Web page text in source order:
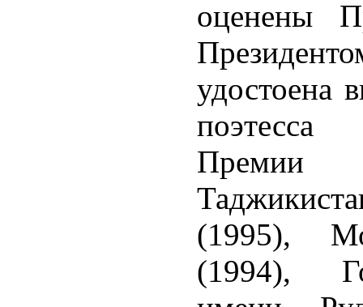
оценены
удостоена
поэтесса
Премии
(1995),
(1994),